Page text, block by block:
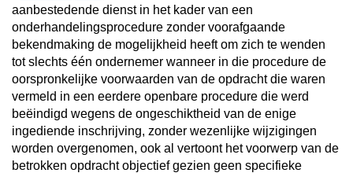
aanbestedende dienst in het kader van een
onderhandelingsprocedure zonder voorafgaande
bekendmaking de mogelijkheid heeft om zich te wenden
tot slechts één ondernemer wanneer in die procedure de
oorspronkelijke voorwaarden van de opdracht die waren
vermeld in een eerdere openbare procedure die werd
beëindigd wegens de ongeschiktheid van de enige
ingediende inschrijving, zonder wezenlijke wijzigingen
worden overgenomen, ook al vertoont het voorwerp van de
betrokken opdracht objectief gezien geen specifieke